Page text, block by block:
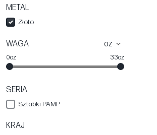
METAL
Złoto
WAGA oz
0oz 33oz
SERIA
Sztabki PAMP
KRAJ